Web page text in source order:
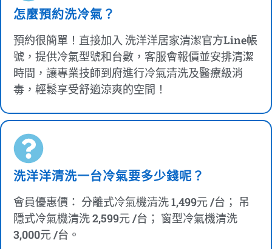
怎麼預約洗冷氣？
預約很簡單！直接加入 洗洋洋居家清潔官方Line帳
號，提供冷氣型號和台數，客服會報價並安排清潔
時間，讓專業技師到府進行冷氣清洗及醫療級消
毒，輕鬆享受舒適涼爽的空間！
洗洋洋清洗一台冷氣要多少錢呢？
會員優惠價： 分離式冷氣機清洗 1,499元 /台； 吊
隱式冷氣機清洗 2,599元 /台； 窗型冷氣機清洗
3,000元 /台。